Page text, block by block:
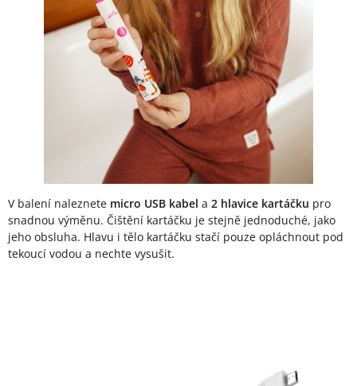
V balení naleznete micro USB kabel a 2 hlavice kartáčku pro
snadnou výměnu. Čištění kartáčku je stejně jednoduché, jako
jeho obsluha. Hlavu i tělo kartáčku stačí pouze opláchnout pod
tekoucí vodou a nechte vysušit.